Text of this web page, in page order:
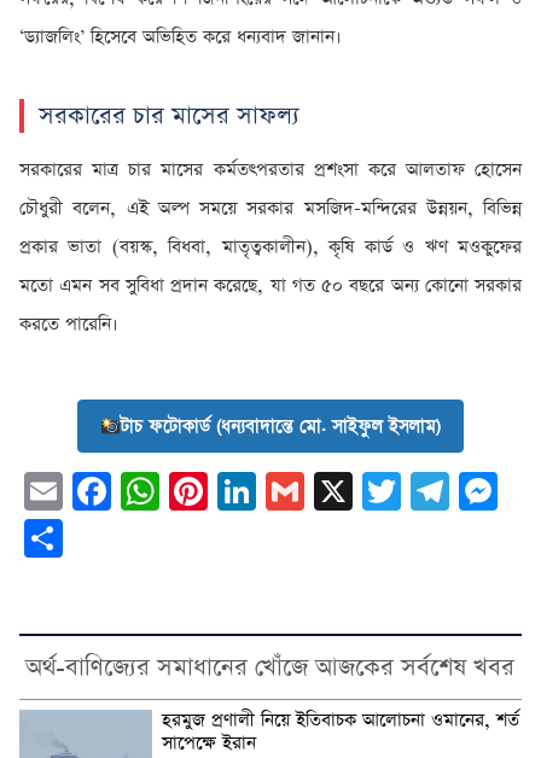
‘ড্যাজলিং’ হিসেবে অভিহিত করে ধন্যবাদ জানান।
সরকারের চার মাসের সাফল্য
সরকারের মাত্র চার মাসের কর্মতৎপরতার প্রশংসা করে আলতাফ হোসেন
চৌধুরী বলেন, এই অল্প সময়ে সরকার মসজিদ-মন্দিরের উন্নয়ন, বিভিন্ন
প্রকার ভাতা (বয়স্ক, বিধবা, মাতৃত্বকালীন), কৃষি কার্ড ও ঋণ মওকুফের
মতো এমন সব সুবিধা প্রদান করেছে, যা গত ৫০ বছরে অন্য কোনো সরকার
করতে পারেনি।
টাচ ফটোকার্ড (ধন্যবাদান্তে মো. সাইফুল ইসলাম)
EmailFacebook
WhatsApp
Pinterest
LinkedIn
Gmail
X Twitter
অর্থ-বাণিজ্যের সমাধানের খোঁজে আজকের সর্বশেষ খবর
হরমুজ প্রণালী নিয়ে ইতিবাচক আলোচনা ওমানের, শর্ত
সাপেক্ষে ইরান